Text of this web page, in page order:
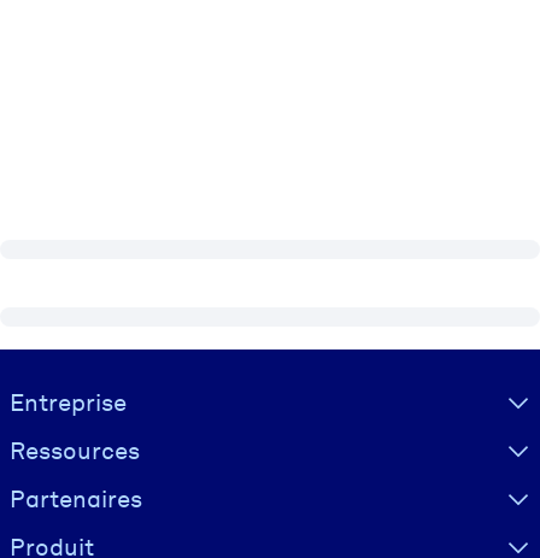
Visually hidden Text
Entreprise
Ressources
Partenaires
Produit